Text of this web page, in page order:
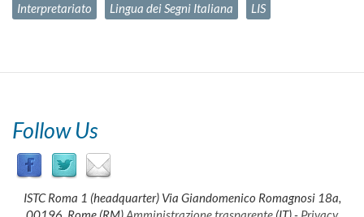
Interpretariato
Lingua dei Segni Italiana LIS
Follow Us
ISTC Roma 1 (headquarter) Via Giandomenico Romagnosi 18a,